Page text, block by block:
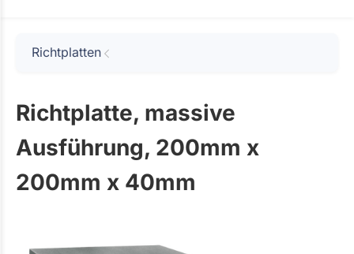
Richtplatten
Richtplatte, massive
Ausführung, 200mm x
200mm x 40mm